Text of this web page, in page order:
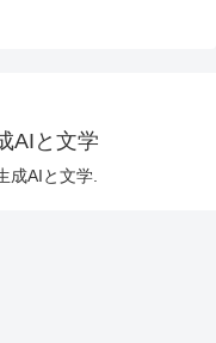
AIと文学
AIと文学.